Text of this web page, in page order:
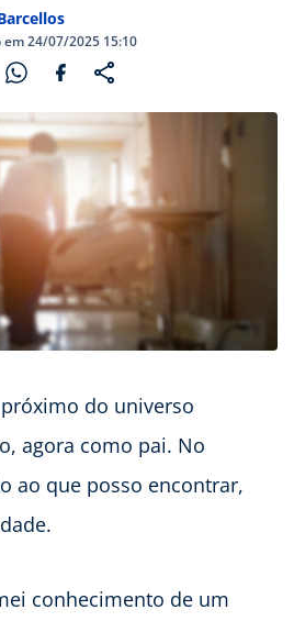
24/07/2025 15:10
do universo
agora como pai. No
ao que posso encontrar,
conhecimento de um